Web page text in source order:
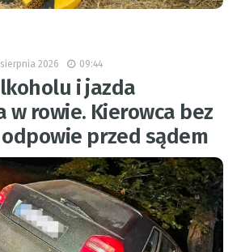
2026 09:44
i jazda
w rowie. Kierowca bez
przed sądem